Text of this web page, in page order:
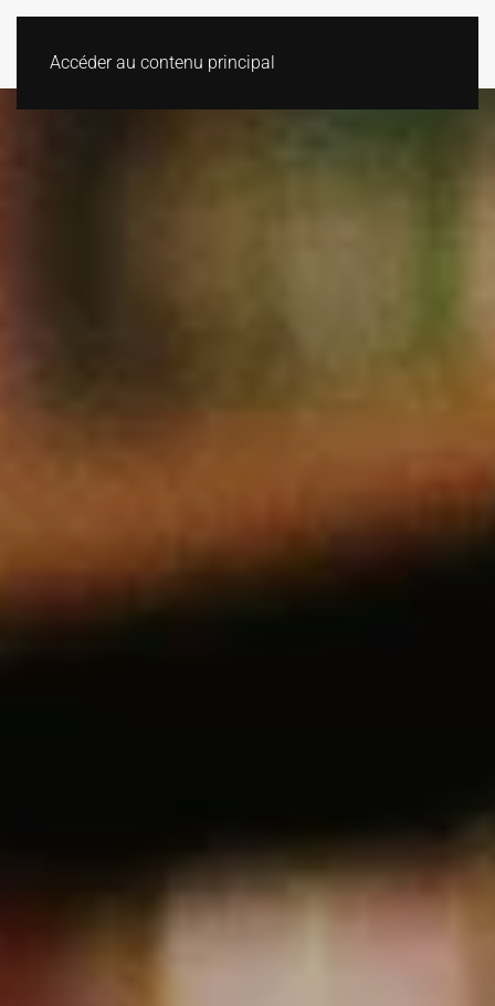
Accéder au contenu principal